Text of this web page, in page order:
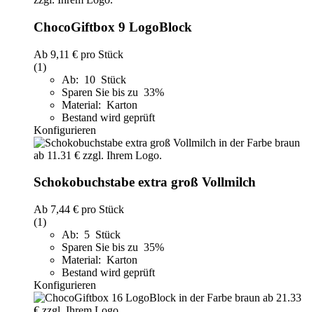
ChocoGiftbox 9 LogoBlock
Ab 9,11 € pro Stück
(1)
Ab: 10 Stück
Sparen Sie bis zu 33%
Material: Karton
Bestand wird geprüft
Konfigurieren
Schokobuchstabe extra groß Vollmilch
Ab 7,44 € pro Stück
(1)
Ab: 5 Stück
Sparen Sie bis zu 35%
Material: Karton
Bestand wird geprüft
Konfigurieren